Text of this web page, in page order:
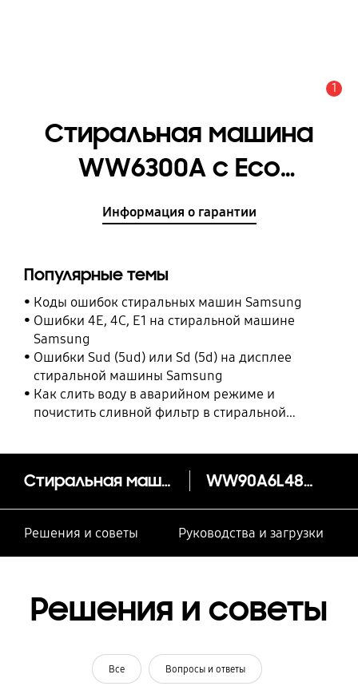
1
Стиральная машина
WW6300A c Eco
Bubble™, 9 кг
Информация о гарантии
Популярные темы
Коды ошибок стиральных машин Samsung
Ошибки 4E, 4C, E1 на стиральной машине
Samsung
Ошибки Sud (5ud) или Sd (5d) на дисплее
стиральной машины Samsung
Как слить воду в аварийном режиме и
почистить сливной фильтр в стиральной
Стиральная машина WW6300A c Eco Bubble™, 9 кг WW90A6L48BE/LP
Решения и советы Руководства и загрузки
Решения и советы
Все Вопросы и ответы